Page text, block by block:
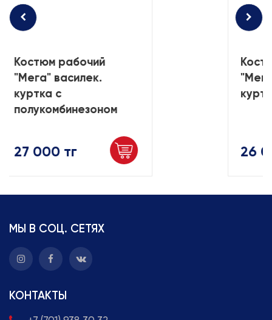
рабочий
василек.
с
тг
Костюм
"Мега"
куртка с
26 000 тг
МЫ В СОЦ. СЕТЯХ
КОНТАКТЫ